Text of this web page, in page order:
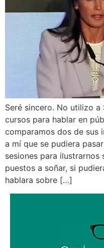
Seré sincero. No utilizo a
cursos para hablar en
comparamos dos de sus
a mí que se pudiera
sesiones para ilustrarnos
puestos a soñar, si
hablara sobre […]